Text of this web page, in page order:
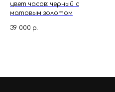
цвет часов: черный с
матовым золотом
39 000 р.